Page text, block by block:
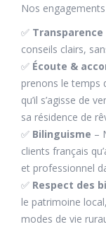
Nos
✅ Transparence
conseils clairs,
✅ Écoute &
prenons le temps
qu’il s’agisse de
sa résidence de
✅ Bilinguisme –
clients français
et professionnel
✅ Respect des
le patrimoine
modes de vie